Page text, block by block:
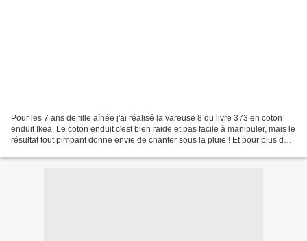
Pour les 7 ans de fille aînée j'ai réalisé la vareuse 8 du livre 373 en coton
enduit Ikea. Le coton enduit c'est bien raide et pas facile à manipuler, mais le
résultat tout pimpant donne envie de chanter sous la pluie ! Et pour plus de